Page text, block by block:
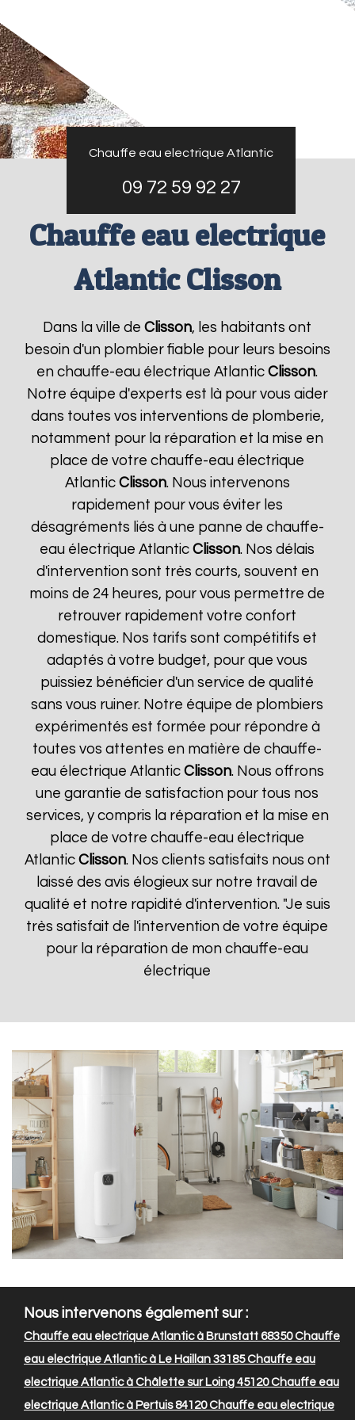
Chauffe eau electrique Atlantic
09 72 59 92 27
Chauffe eau electrique
Atlantic Clisson
Dans la ville deClisson, les habitants ont
besoin d'un plombier fiable pour leurs besoins
en chauffe-eau électrique AtlanticClisson.
Notre équipe d'experts est là pour vous aider
dans toutes vos interventions de plomberie,
notamment pour la réparation et la mise en
place de votre chauffe-eau électrique
Atlantic Clisson. Nous intervenons
rapidement pour vous éviter les
désagréments liés à une panne de chauffe-
eau électrique AtlanticClisson. Nos délais
d'intervention sont très courts, souvent en
moins de 24 heures, pour vous permettre de
retrouver rapidement votre confort
domestique. Nos tarifs sont compétitifs et
adaptés à votre budget, pour que vous
puissiez bénéficier d'un service de qualité
sans vous ruiner. Notre équipe de plombiers
expérimentés est formée pour répondre à
toutes vos attentes en matière de chauffe-
eau électrique Atlantic Clisson. Nous offrons
une garantie de satisfaction pour tous nos
services, y compris la réparation et la mise en
place de votre chauffe-eau électrique
Atlantic Clisson. Nos clients satisfaits nous ont
laissé des avis élogieux sur notre travail de
qualité et notre rapidité d'intervention. "Je suis
très satisfait de l'intervention de votre équipe
pour la réparation de mon chauffe-eau
électrique
Nous intervenons également sur :
Chauffe eau electrique Atlantic à Brunstatt 68350Chauffe
eau electrique Atlantic à Le Haillan 33185Chauffe eau
electrique Atlantic à Châlette sur Loing 45120Chauffe eau
electrique Atlantic à Pertuis 84120Chauffe eau electrique